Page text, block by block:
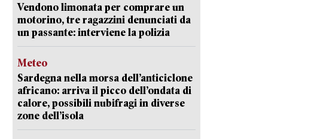
Vendono limonata per comprare un
motorino, tre ragazzini denunciati da
un passante: interviene la polizia
Meteo
Sardegna nella morsa dell’anticiclone
africano: arriva il picco dell’ondata di
calore, possibili nubifragi in diverse
zone dell’isola